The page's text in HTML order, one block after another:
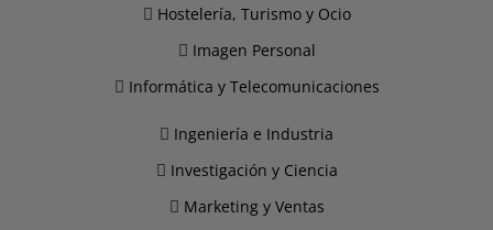
Hostelería, Turismo y Ocio
Imagen Personal
Informática y Telecomunicaciones
Ingeniería e Industria
Investigación y Ciencia
Marketing y Ventas